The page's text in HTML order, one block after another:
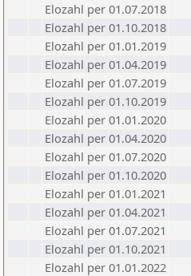
Elozahl per 01.07.2018
Elozahl per 01.10.2018
Elozahl per 01.01.2019
Elozahl per 01.04.2019
Elozahl per 01.07.2019
Elozahl per 01.10.2019
Elozahl per 01.01.2020
Elozahl per 01.04.2020
Elozahl per 01.07.2020
Elozahl per 01.10.2020
Elozahl per 01.01.2021
Elozahl per 01.04.2021
Elozahl per 01.07.2021
Elozahl per 01.10.2021
Elozahl per 01.01.2022